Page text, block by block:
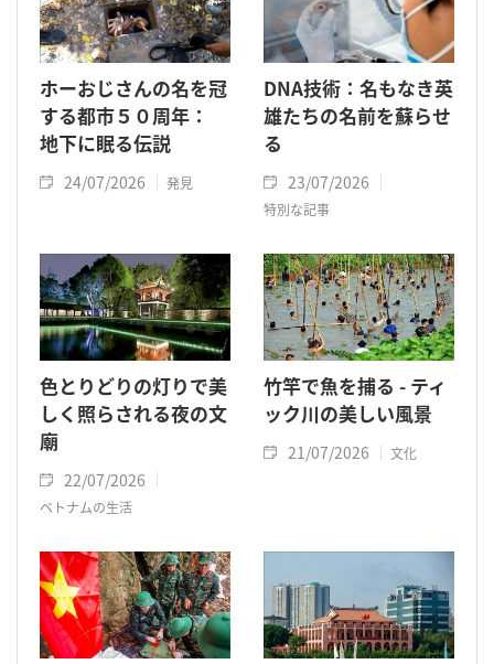
ホーおじさんの名を冠
する都市５０周年：
地下に眠る伝説
24/07/2026 発見
DNA技術：名もなき英
雄たちの名前を蘇らせ
る
23/07/2026
特別な記事
色とりどりの灯りで美
しく照らされる夜の文
廟
22/07/2026
ベトナムの生活
竹竿で魚を捕る - ティ
ック川の美しい風景
21/07/2026 文化